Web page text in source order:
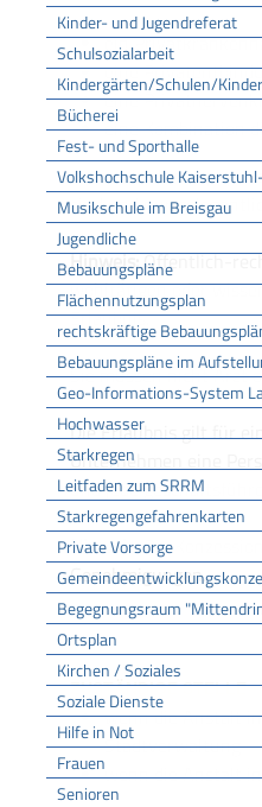
Kinder- und Jugendreferat
Schulsozialarbeit
Kindergärten/Schulen/
Bücherei
Fest- und Sporthalle
Volkshochschule
Musikschule im Breisgau
Jugendliche
Bebauungspläne
Flächennutzungsplan
rechtskräftige
Bebauungspläne im
Geo-Informations-System
Hochwasser
Starkregen
Leitfaden zum SRRM
Starkregengefahrenkarten
Private Vorsorge
Begegnungsraum
Ortsplan
Kirchen / Soziales
Soziale Dienste
Hilfe in Not
Frauen
Senioren
ein
eine
eine
eine Kombination
Heime, in denen
sind und nur
Hinweis:Öffentlich-
wohltätigen oder
Erlaubnis.
Sie müssen nicht Arzt
Die Erlaubnis gilt für
Unternehmen eine
und jede
Hinweis:Die
Genehmigungen.
ZUSTÄNDIGE STELLE
wenn die Anstalt
Stadtverwaltung
wenn die Anstalt